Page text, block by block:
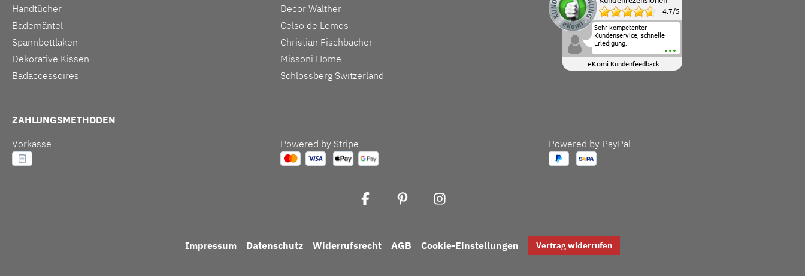
Handtücher
Bademäntel
Spannbettlaken
Dekorative Kissen
Badaccessoires
Decor Walther
Celso de Lemos
Christian Fischbacher
Missoni Home
Schlossberg Switzerland
4.7/5
Sehr kompetenter
Kundenservice, schnelle
Erledigung.
eKomi Kundenfeedback
ZAHLUNGSMETHODEN
Vorkasse
Powered by Stripe Powered by PayPal
Impressum Datenschutz Widerrufsrecht AGB Cookie-Einstellungen Vertrag widerrufen